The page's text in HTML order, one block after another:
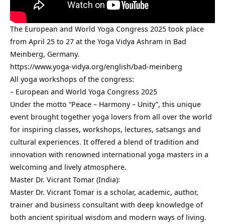
The European and World Yoga Congress 2025 took place
from April 25 to 27 at the Yoga Vidya Ashram in Bad
Meinberg, Germany.
https://www.yoga-vidya.org/english/bad-meinberg
All yoga workshops of the congress:
– European and World Yoga Congress 2025
Under the motto “Peace – Harmony – Unity”, this unique
event brought together yoga lovers from all over the world
for inspiring classes, workshops, lectures, satsangs and
cultural experiences. It offered a blend of tradition and
innovation with renowned international yoga masters in a
welcoming and lively atmosphere.
Master Dr. Vicrant Tomar (India):
Master Dr. Vicrant Tomar is a scholar, academic, author,
trainer and business consultant with deep knowledge of
both ancient spiritual wisdom and modern ways of living.